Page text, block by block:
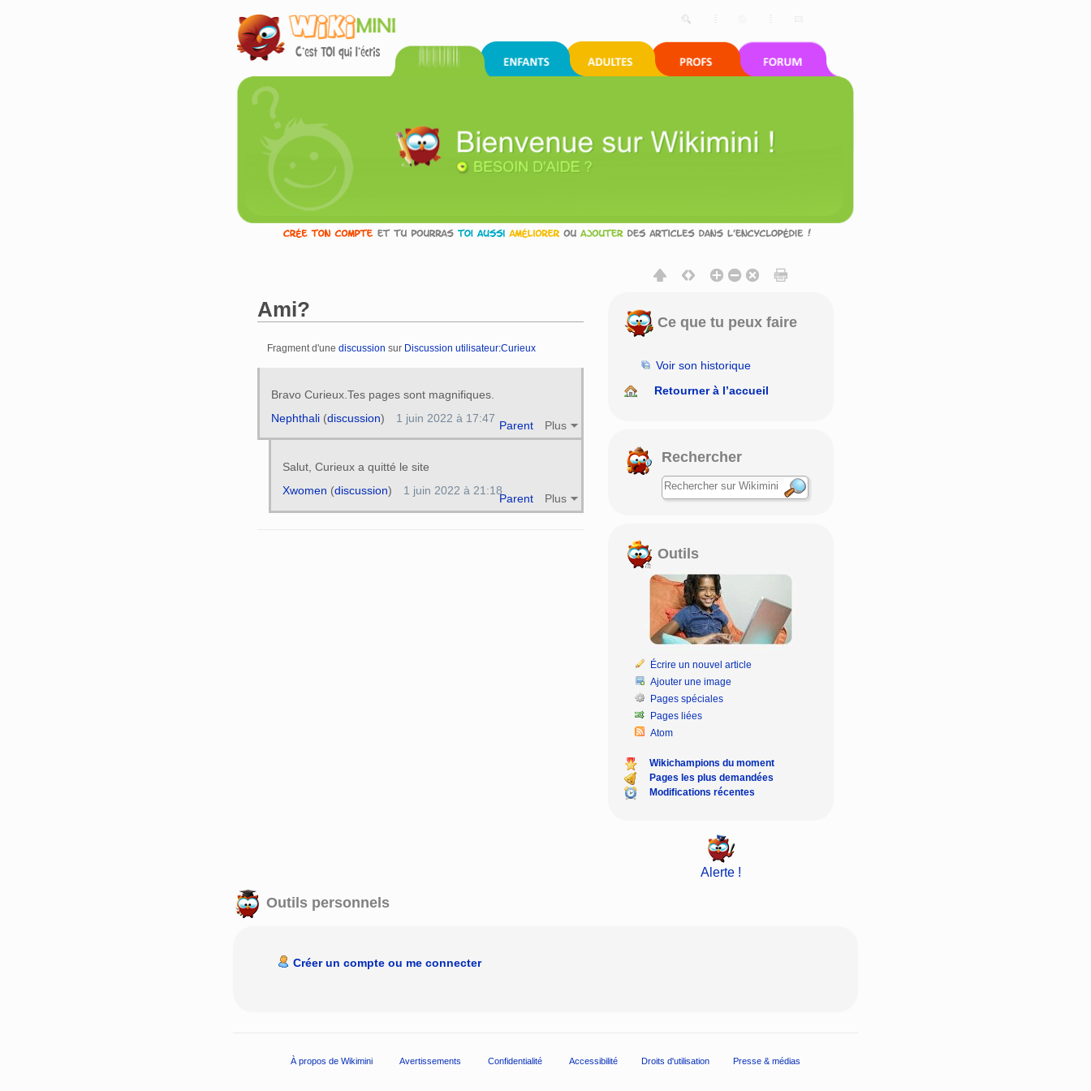
Ami?
Fragment d'une discussion sur Discussion utilisateur:Curieux
Bravo Curieux.Tes pages sont magnifiques.
Parent Plus
Nephthali(discussion) 1 juin 2022 à 17:47
Salut, Curieux a quitté le site
Parent Plus
Xwomen (discussion) 1 juin 2022 à 21:18
Ce que tu peux faire
Voir son historique
Retourner à l’accueil
Rechercher
Outils
Écrire un nouvel article
Ajouter une image
Pages spéciales
Pages liées
Atom
Wikichampions du moment
Pages les plus demandées
Modifications récentes
Alerte !
Outils personnels
Créer un compte ou me connecter
À propos de Wikimini Avertissements Confidentialité Accessibilité Droits d'utilisation Presse & médias